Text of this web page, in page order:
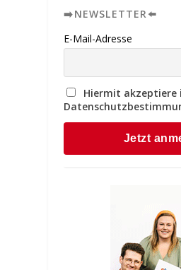
➡️NEWSLETTER⬅️
E-Mail-Adresse
Hiermit akzeptiere